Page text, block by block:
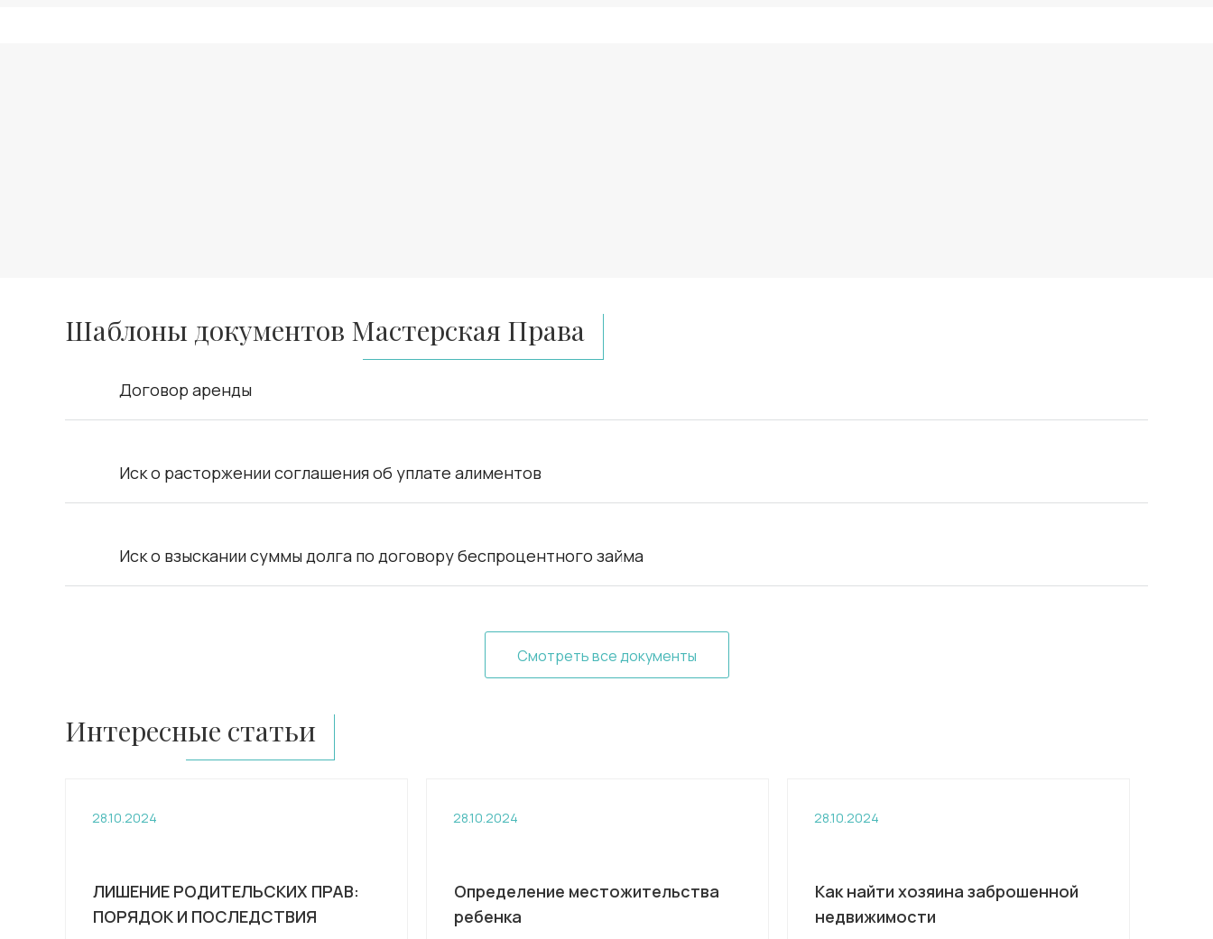
Шаблоны документов Мастерская Права
Договор аренды
Иск о расторжении соглашения об уплате алиментов
Иск о взыскании суммы долга по договору беспроцентного займа
Смотреть все документы
Интересные статьи
28.10.2024
ЛИШЕНИЕ РОДИТЕЛЬСКИХ ПРАВ:
ПОРЯДОК И ПОСЛЕДСТВИЯ
28.10.2024
Определение местожительства
ребенка
28.10.2024
Как найти хозяина заброшенной
недвижимости